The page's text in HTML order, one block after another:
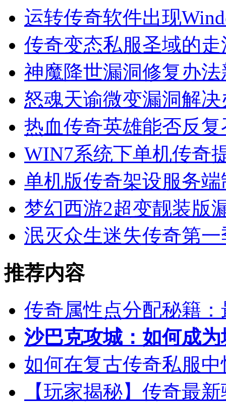
运转传奇软件出现
传奇变态私服圣域的
神魔降世漏洞修复办
怒魂天谕微变漏洞解
热血传奇英雄能否反
WIN7系统下单机传奇
单机版传奇架设服务
梦幻西游2超变靓装版
泯灭众生迷失传奇第
推荐内容
传奇属性点分配秘籍
沙巴克攻城：如何成为
如何在复古传奇私服
【玩家揭秘】传奇最